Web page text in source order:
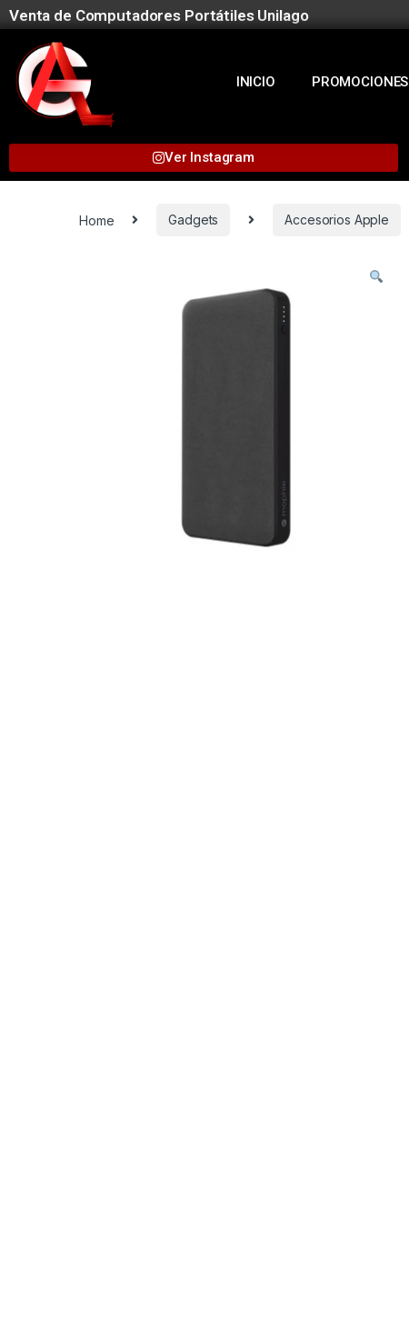
Venta de Computadores Portátiles Unilago
INICIO PROMOCIONES
Ver Instagram
Home Gadgets Accesorios Apple